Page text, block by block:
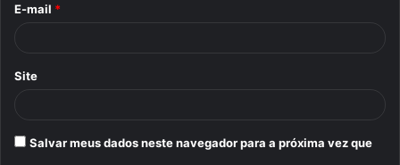
E-mail *
Site
Salvar meus dados neste navegador para a próxima vez que